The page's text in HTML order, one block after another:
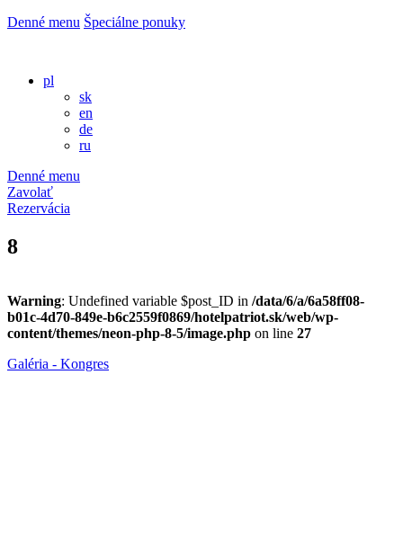
Denné menu Špeciálne ponuky
pl
sk
en
de
ru
Denné menu
Zavolať
Rezervácia
8
Warning: Undefined variable $post_ID in /data/6/a/6a58ff08-
b01c-4d70-849e-b6c2559f0869/hotelpatriot.sk/web/wp-
content/themes/neon-php-8-5/image.php on line 27
Galéria - Kongres